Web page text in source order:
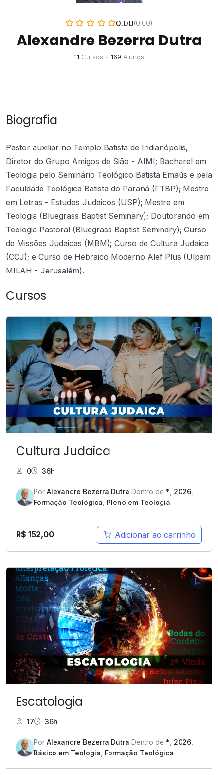
0.00(0.00)
Alexandre Bezerra Dutra
11 Cursos • 169 Alunos
Biografia
Pastor auxiliar no Templo Batista de Indianópolis;
Diretor do Grupo Amigos de Sião - AIMI; Bacharel em
Teologia pelo Seminário Teológico Batista Emaús e pela
Faculdade Teológica Batista do Paraná (FTBP); Mestre
em Letras - Estudos Judaicos (USP); Mestre em
Teologia (Bluegrass Baptist Seminary); Doutorando em
Teologia Pastoral (Bluegrass Baptist Seminary); Curso
de Missões Judaicas (MBM); Curso de Cultura Judaica
(CCJ); e Curso de Hebraico Moderno Alef Plus (Ulpam
MILAH - Jerusalém).
Cursos
Cultura Judaica
0 36h
Por Alexandre Bezerra Dutra Dentro de * 2026
Formação Teológica Pleno em Teologia
R$ 152,00 Adicionar ao carrinho
Escatologia
17 36h
Por Alexandre Bezerra Dutra Dentro de * 2026
Básico em Teologia Formação Teológica